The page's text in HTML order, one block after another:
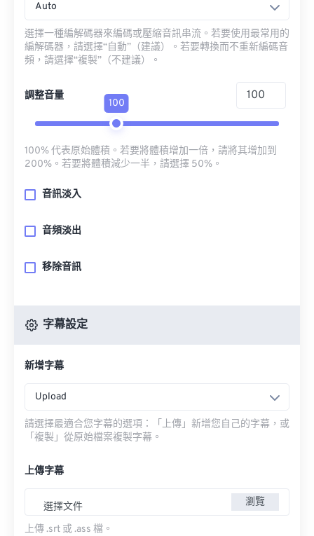
Auto
選擇一種編解碼器來編碼或壓縮音訊串流。若要使用最常用的
編解碼器，請選擇“自動”（建議）。若要轉換而不重新編碼音
頻，請選擇“複製”（不建議）。
調整音量
100
100% 代表原始體積。若要將體積增加一倍，請將其增加到
200%。若要將體積減少一半，請選擇 50%。
音訊淡入
音頻淡出
移除音訊
字幕設定
新增字幕
Upload
請選擇最適合您字幕的選項：「上傳」新增您自己的字幕，或
「複製」從原始檔案複製字幕。
上傳字幕
選擇文件 瀏覽
上傳 .srt 或 .ass 檔。